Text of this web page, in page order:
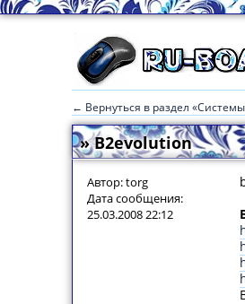
← Вернуться в раздел
» B2evolution
Автор: torg
Дата сообщения:
25.03.2008 22:12